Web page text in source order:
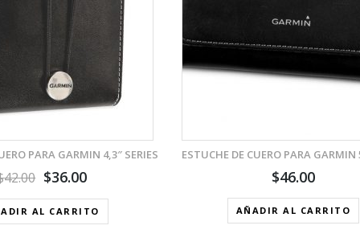
PARA GARMIN 4,3″ SERIES
42.00 $36.00
AL CARRITO
ESTUCHE DE CUERO PARA GARMIN
$46.00
AÑADIR AL CARRITO